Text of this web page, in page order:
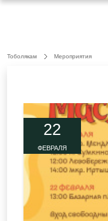
Тоболякам Мероприятия
22
ФЕВРАЛЯ